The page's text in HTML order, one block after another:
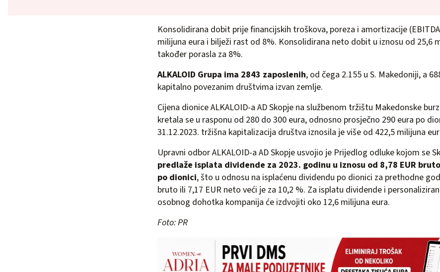
Konsolidirana dobit prije financijskih troškova, poreza i amortizacije
milijuna eura i bilježi rast od 8%. Konsolidirana neto dobit u iznosu od 25,6
također porasla za 8%.
ALKALOID Grupa ima 2843 zaposlenih, od čega 2.155 u S. Makedoniji, a
kapitalno povezanim društvima izvan zemlje.
Cijena dionice ALKALOID-a AD Skopje na službenom tržištu Makedonske
kretala se u rasponu od 280 do 300 eura, odnosno prosječno 290 eura po
31.12.2023. tržišna kapitalizacija društva iznosila je više od 422,5 milijuna
Upravni odbor ALKALOID-a AD Skopje usvojio je Prijedlog odluke kojom se
predlaže isplata dividende za 2023. godinu u iznosu od 8,78 EUR
po dionici, što u odnosu na isplaćenu dividendu po dionici za prethodne
bruto ili 7,17 EUR neto veći je za 10,2 %. Za isplatu dividende i
osobnog dohotka kompanija će izdvojiti oko 12,6 milijuna eura.
Foto: PR